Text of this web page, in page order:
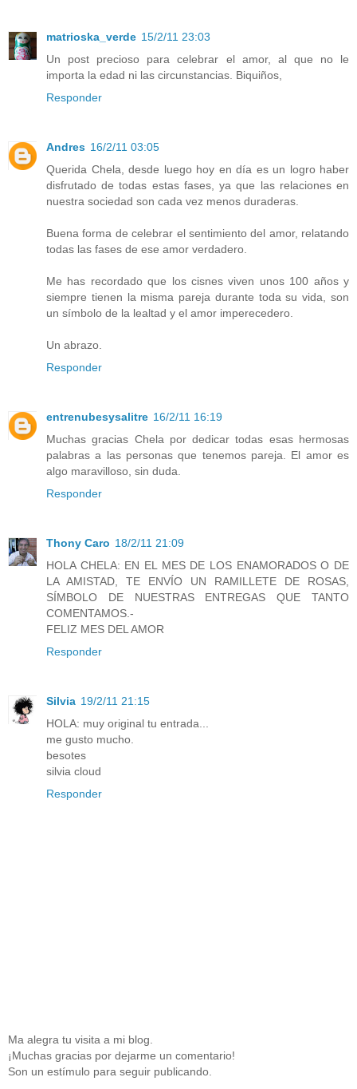
matrioska_verde 15/2/11 23:03
Un post precioso para celebrar el amor, al que no le
importa la edad ni las circunstancias. Biquiños,
Responder
Andres 16/2/11 03:05
Querida Chela, desde luego hoy en día es un logro haber
disfrutado de todas estas fases, ya que las relaciones en
nuestra sociedad son cada vez menos duraderas.
Buena forma de celebrar el sentimiento del amor, relatando
todas las fases de ese amor verdadero.
Me has recordado que los cisnes viven unos 100 años y
siempre tienen la misma pareja durante toda su vida, son
un símbolo de la lealtad y el amor imperecedero.
Un abrazo.
Responder
entrenubesysalitre 16/2/11 16:19
Muchas gracias Chela por dedicar todas esas hermosas
palabras a las personas que tenemos pareja. El amor es
algo maravilloso, sin duda.
Responder
Thony Caro 18/2/11 21:09
HOLA CHELA: EN EL MES DE LOS ENAMORADOS O DE
LA AMISTAD, TE ENVÍO UN RAMILLETE DE ROSAS,
SÍMBOLO DE NUESTRAS ENTREGAS QUE TANTO
COMENTAMOS.-
FELIZ MES DEL AMOR
Responder
Silvia 19/2/11 21:15
HOLA: muy original tu entrada...
me gusto mucho.
besotes
silvia cloud
Responder
Ma alegra tu visita a mi blog.
¡Muchas gracias por dejarme un comentario!
Son un estímulo para seguir publicando.